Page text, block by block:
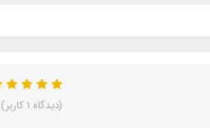
(دیدگاه 1 کاربر)